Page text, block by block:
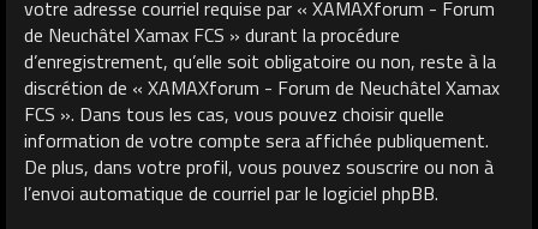
votre adresse courriel requise par « XAMAXforum - Forum
de Neuchâtel Xamax FCS » durant la procédure
d’enregistrement, qu’elle soit obligatoire ou non, reste à la
discrétion de « XAMAXforum - Forum de Neuchâtel Xamax
FCS ». Dans tous les cas, vous pouvez choisir quelle
information de votre compte sera affichée publiquement.
De plus, dans votre profil, vous pouvez souscrire ou non à
l’envoi automatique de courriel par le logiciel phpBB.